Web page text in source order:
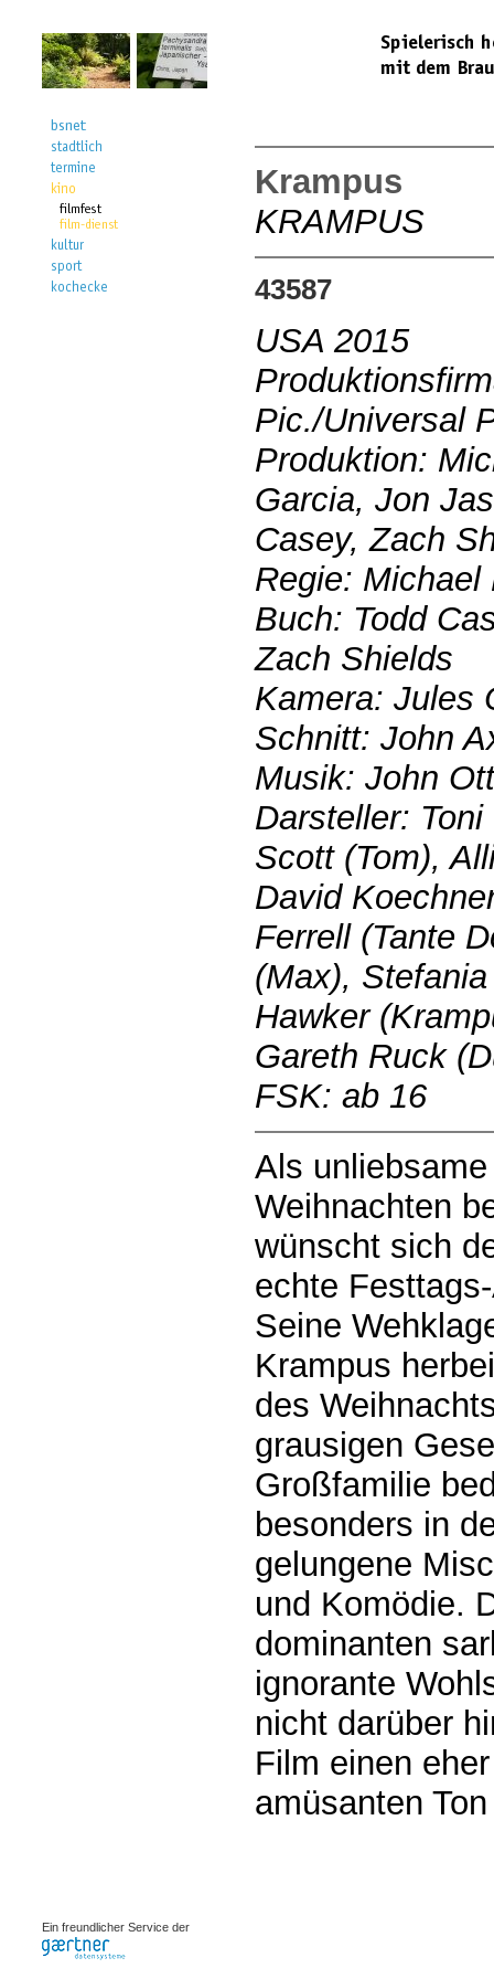
Krampus
KRAMPUS
43587
USA 2015
Pic./Universal
Produktion:
Garcia, Jon
Casey, Zach
Regie: Michael
Buch: Todd
Zach Shields
Kamera: Jules
Schnitt: John
Musik: John
Darsteller:
Scott (Tom),
David
Ferrell (Tante
(Max),
Hawker
Gareth Ruck
FSK: ab 16
Als
Weihnachten
wünscht sich
echte
Seine
Krampus
des
grausigen
Großfamilie
besonders in
gelungene
und Komödie.
dominanten
ignorante
nicht darüber
Film einen
amüsanten
Ein freundlicher Service der